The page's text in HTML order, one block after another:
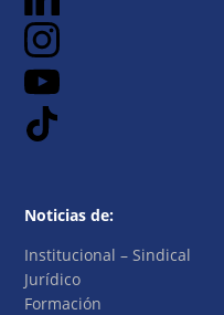
Noticias de:
Institucional – Sindical
Jurídico
Formación